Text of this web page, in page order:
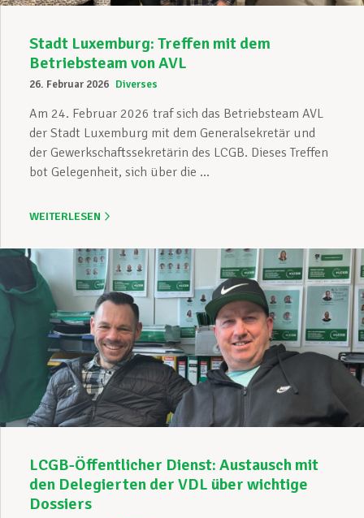
Stadt Luxemburg: Treffen mit dem
Betriebsteam von AVL
26. Februar 2026 Diverses
Am 24. Februar 2026 traf sich das Betriebsteam AVL
der Stadt Luxemburg mit dem Generalsekretär und
der Gewerkschaftssekretärin des LCGB. Dieses Treffen
bot Gelegenheit, sich über die ...
WEITERLESEN
LCGB-Öffentlicher Dienst: Austausch mit
den Delegierten der VDL über wichtige
Dossiers